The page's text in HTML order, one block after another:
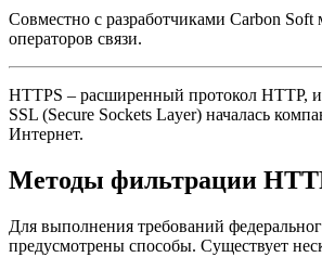
Совместно с разработчиками Carbon
операторов связи.
HTTPS – расширенный протокол HTTP,
SSL (Secure Sockets Layer) началась
Интернет.
Методы фильтрации
Для выполнения требований
предусмотрены способы. Существует